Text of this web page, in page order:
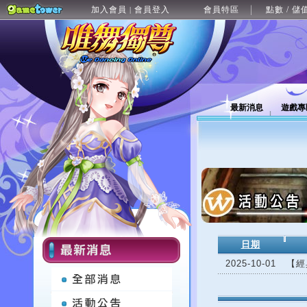
加入會員 | 會員登入 會員特區 點數 / 儲
最新消息 遊戲
日期
2025-10-01
【